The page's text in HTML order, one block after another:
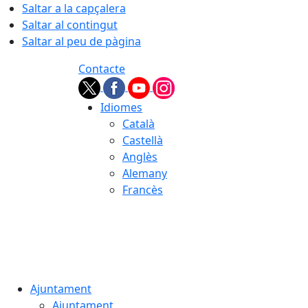
Saltar a la capçalera
Saltar al contingut
Saltar al peu de pàgina
Contacte
Idiomes
Català
Castellà
Anglès
Alemany
Francès
Ajuntament